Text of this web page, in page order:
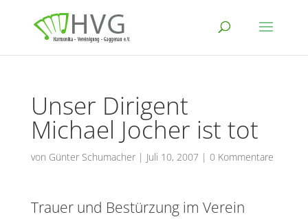
Unser Dirigent
Michael Jocher ist tot
von Günter Schumacher| Juli 10, 2007| 0 Kommentare
Trauer und Bestürzung im Verein